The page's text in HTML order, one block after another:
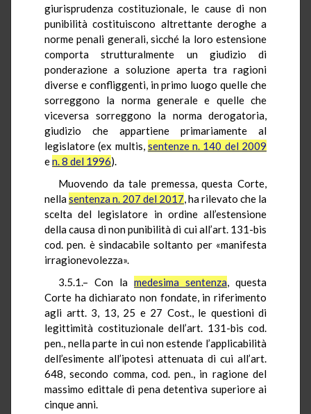
giurisprudenza costituzionale, le cause di non
punibilità costituiscono altrettante deroghe a
norme penali generali, sicché la loro estensione
comporta strutturalmente un giudizio di
ponderazione a soluzione aperta tra ragioni
diverse e confliggenti, in primo luogo quelle che
sorreggono la norma generale e quelle che
viceversa sorreggono la norma derogatoria,
giudizio che appartiene primariamente al
legislatore (ex multis, sentenze n. 140 del 2009
en. 8 del 1996).
Muovendo da tale premessa, questa Corte,
nellasentenza n. 207 del 2017, ha rilevato che la
scelta del legislatore in ordine all’estensione
della causa di non punibilità di cui all’art. 131-bis
cod. pen. è sindacabile soltanto per «manifesta
irragionevolezza».
3.5.1.– Con la medesima sentenza, questa
Corte ha dichiarato non fondate, in riferimento
agli artt. 3, 13, 25 e 27 Cost., le questioni di
legittimità costituzionale dell’art. 131-bis cod.
pen., nella parte in cui non estende l’applicabilità
dell’esimente all’ipotesi attenuata di cui all’art.
648, secondo comma, cod. pen., in ragione del
massimo edittale di pena detentiva superiore ai
cinque anni.